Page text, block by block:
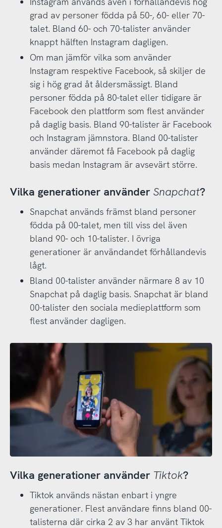
grad av personer födda på 50-, 60- eller 70-
talet. Bland 60- och 70-talister använder
knappt hälften Instagram dagligen.
Om man jämför vilka som använder
Instagram respektive Facebook, så skiljer de
sig i hög grad åt åldersmässigt. Bland
personer födda på 80-talet eller tidigare är
Facebook den plattform som flest använder
på daglig basis. Bland 90-talister är Facebook
och Instagram jämnstora. Bland 00-talister
använder däremot få Facebook på daglig
basis medan Instagram är avsevärt större.
Vilka generationer använder Snapchat?
Snapchat används främst bland personer
födda på 00-talet, men till viss del även
bland 90- och 10-talister. I övriga
generationer är användandet förhållandevis
lågt.
Bland 00-talister använder närmare 8 av 10
Snapchat på daglig basis. Snapchat är bland
00-talister den sociala medieplattform som
flest använder dagligen.
Vilka generationer använder Tiktok?
Tiktok används nästan enbart i yngre
generationer. Flest användare finns bland 00-
talisterna där cirka 2 av 3 har använt Tiktok